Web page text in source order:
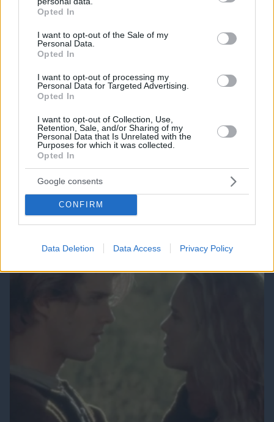
grant or deny consent to Google and its third-party tags to
use your data for below specified purposes in below Google
consent section.
Opted In
I want to opt-out of the Sale of my
Personal Data.
Opted In
I want to opt-out of processing my
Personal Data for Targeted Advertising.
Opted In
I want to opt-out of Collection, Use,
Retention, Sale, and/or Sharing of my
Personal Data that Is Unrelated with the
Purposes for which it was collected.
Opted In
Google consents
CONFIRM
Data Deletion Data Access Privacy Policy
Ποιο αυτοκίνητο βενζίνης έκανε 1.980 χλμ με έναν
ανεφοδιασμό;
06.08.2026, 19:12